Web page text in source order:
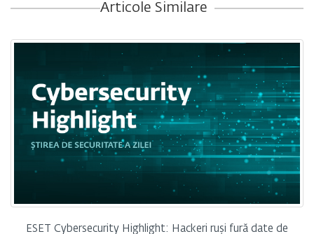
Articole Similare
ESET Cybersecurity Highlight: Hackeri ruși fură date de